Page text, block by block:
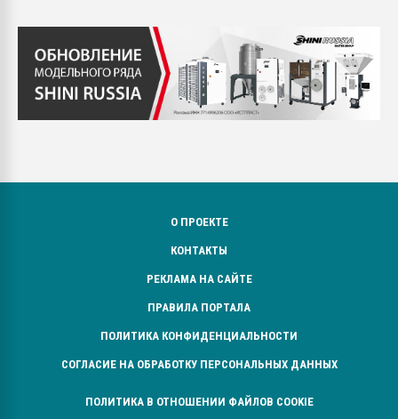
О ПРОЕКТЕ
КОНТАКТЫ
РЕКЛАМА НА САЙТЕ
ПРАВИЛА ПОРТАЛА
ПОЛИТИКА КОНФИДЕНЦИАЛЬНОСТИ
СОГЛАСИЕ НА ОБРАБОТКУ ПЕРСОНАЛЬНЫХ ДАННЫХ
ПОЛИТИКА В ОТНОШЕНИИ ФАЙЛОВ COOKIE